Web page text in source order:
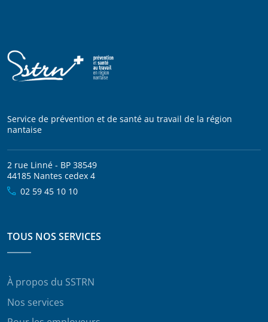
Service de prévention et de santé au travail de la région
nantaise
2 rue Linné - BP 38549
44185 Nantes cedex 4
02 59 45 10 10
TOUS NOS SERVICES
À propos du SSTRN
Nos services